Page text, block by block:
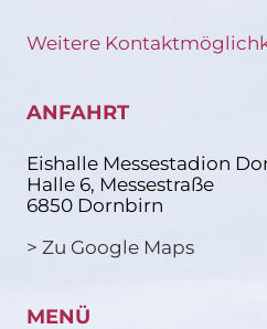
Weitere
ANFAHRT
Eishalle Messestadion
Halle 6, Messestraße
6850 Dornbirn
> Zu Google Maps
MENÜ